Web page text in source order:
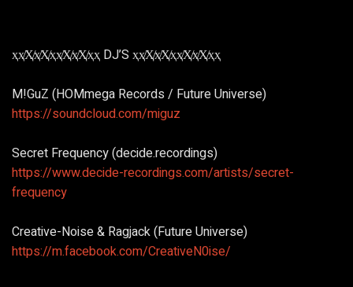
ҳҳ̸Ҳ̸ҳ̸Ҳ̸ҳҳ̸Ҳ̸ҳ̸Ҳ̸ҳҳ DJ’S ҳҳ̸Ҳ̸ҳ̸Ҳ̸ҳҳ̸Ҳ̸ҳ̸Ҳ̸ҳҳ
M!GuZ (HOMmega Records / Future Universe)
https://soundcloud.com/miguz
Secret Frequency (decide.recordings)
https://www.decide-recordings.com/artists/secret-
frequency
Creative-Noise & Ragjack (Future Universe)
https://m.facebook.com/CreativeN0ise/